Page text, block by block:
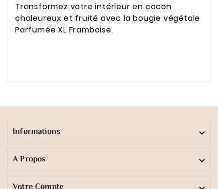
Transformez votre intérieur en cocon
chaleureux et fruité avec la bougie végétale
Parfumée XL Framboise.
Informations 
A Propos 